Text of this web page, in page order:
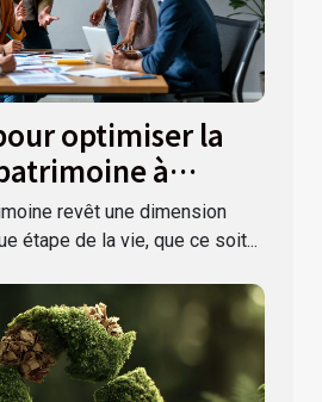
optimiser la
à
de la vie
revêt une dimension
étape de la vie, que ce soit...